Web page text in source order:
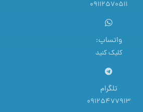
09112570511
واتساپ:
کلیک کنید
تلگرام
09125477913